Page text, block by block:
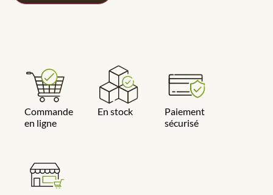
Commande
en ligne
En stock
Paiement
sécurisé